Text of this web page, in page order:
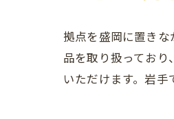
拠点を盛岡に置き
品を取り扱ってお
いただけます。岩